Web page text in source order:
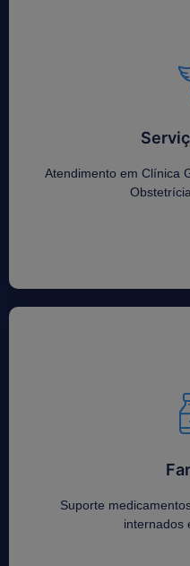
Atendimento em Clínica
Atendimento em Clínica
Suporte
internados
Suporte